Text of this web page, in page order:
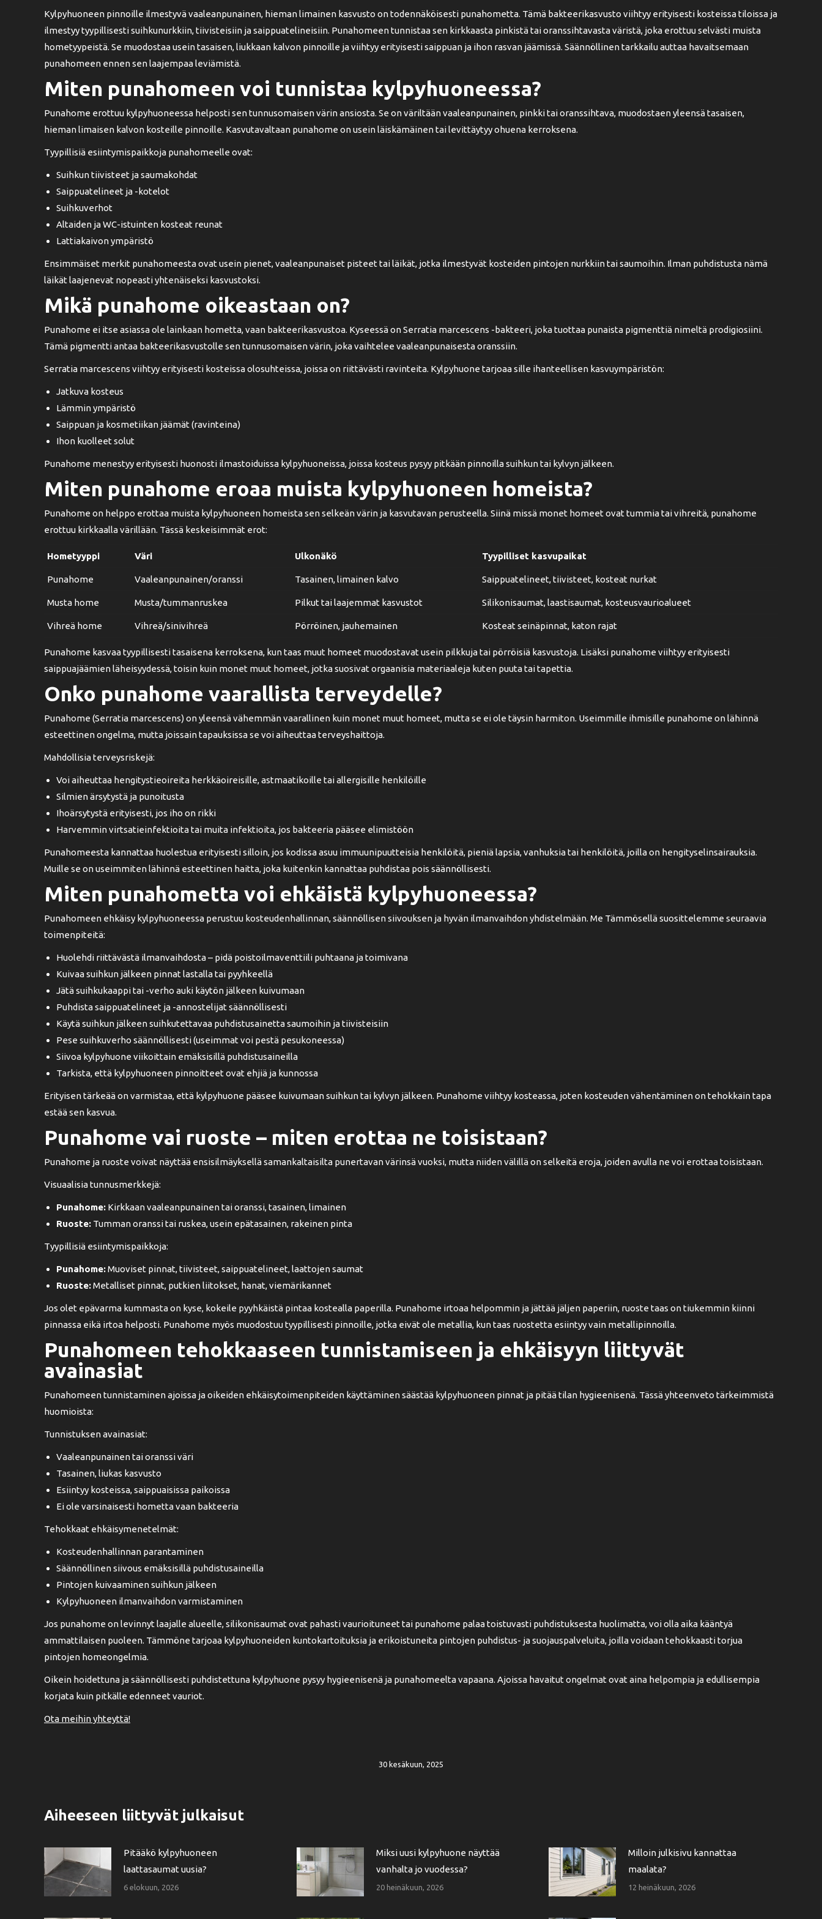
Kylpyhuoneen pinnoille ilmestyvä vaaleanpunainen, hieman limainen kasvusto on todennäköisesti punahometta. Tämä bakteerikasvusto viihtyy erityisesti kosteissa tiloissa ja
ilmestyy tyypillisesti suihkunurkkiin, tiivisteisiin ja saippuatelineisiin. Punahomeen tunnistaa sen kirkkaasta pinkistä tai oranssihtavasta väristä, joka erottuu selvästi muista
hometyypeistä. Se muodostaa usein tasaisen, liukkaan kalvon pinnoille ja viihtyy erityisesti saippuan ja ihon rasvan jäämissä. Säännöllinen tarkkailu auttaa havaitsemaan
punahomeen ennen sen laajempaa leviämistä.
Miten punahomeen voi tunnistaa kylpyhuoneessa?
Punahome erottuu kylpyhuoneessa helposti sen tunnusomaisen värin ansiosta. Se on väriltään vaaleanpunainen, pinkki tai oranssihtava, muodostaen yleensä tasaisen,
hieman limaisen kalvon kosteille pinnoille. Kasvutavaltaan punahome on usein läiskämäinen tai levittäytyy ohuena kerroksena.
Tyypillisiä esiintymispaikkoja punahomeelle ovat:
Suihkun tiivisteet ja saumakohdat
Saippuatelineet ja -kotelot
Suihkuverhot
Altaiden ja WC-istuinten kosteat reunat
Lattiakaivon ympäristö
Ensimmäiset merkit punahomeesta ovat usein pienet, vaaleanpunaiset pisteet tai läikät, jotka ilmestyvät kosteiden pintojen nurkkiin tai saumoihin. Ilman puhdistusta nämä
läikät laajenevat nopeasti yhtenäiseksi kasvustoksi.
Mikä punahome oikeastaan on?
Punahome ei itse asiassa ole lainkaan hometta, vaan bakteerikasvustoa. Kyseessä on Serratia marcescens -bakteeri, joka tuottaa punaista pigmenttiä nimeltä prodigiosiini.
Tämä pigmentti antaa bakteerikasvustolle sen tunnusomaisen värin, joka vaihtelee vaaleanpunaisesta oranssiin.
Serratia marcescens viihtyy erityisesti kosteissa olosuhteissa, joissa on riittävästi ravinteita. Kylpyhuone tarjoaa sille ihanteellisen kasvuympäristön:
Jatkuva kosteus
Lämmin ympäristö
Saippuan ja kosmetiikan jäämät (ravinteina)
Ihon kuolleet solut
Punahome menestyy erityisesti huonosti ilmastoiduissa kylpyhuoneissa, joissa kosteus pysyy pitkään pinnoilla suihkun tai kylvyn jälkeen.
Miten punahome eroaa muista kylpyhuoneen homeista?
Punahome on helppo erottaa muista kylpyhuoneen homeista sen selkeän värin ja kasvutavan perusteella. Siinä missä monet homeet ovat tummia tai vihreitä, punahome
erottuu kirkkaalla värillään. Tässä keskeisimmät erot:
Hometyyppi Väri Ulkonäkö Tyypilliset kasvupaikat
Punahome Vaaleanpunainen/oranssi Tasainen, limainen kalvo Saippuatelineet, tiivisteet, kosteat nurkat
Musta home Musta/tummanruskea Pilkut tai laajemmat kasvustot Silikonisaumat, laastisaumat, kosteusvaurioalueet
Vihreä home Vihreä/sinivihreä Pörröinen, jauhemainen Kosteat seinäpinnat, katon rajat
Punahome kasvaa tyypillisesti tasaisena kerroksena, kun taas muut homeet muodostavat usein pilkkuja tai pörröisiä kasvustoja. Lisäksi punahome viihtyy erityisesti
saippuajäämien läheisyydessä, toisin kuin monet muut homeet, jotka suosivat orgaanisia materiaaleja kuten puuta tai tapettia.
Onko punahome vaarallista terveydelle?
Punahome (Serratia marcescens) on yleensä vähemmän vaarallinen kuin monet muut homeet, mutta se ei ole täysin harmiton. Useimmille ihmisille punahome on lähinnä
esteettinen ongelma, mutta joissain tapauksissa se voi aiheuttaa terveyshaittoja.
Mahdollisia terveysriskejä:
Voi aiheuttaa hengitystieoireita herkkäoireisille, astmaatikoille tai allergisille henkilöille
Silmien ärsytystä ja punoitusta
Ihoärsytystä erityisesti, jos iho on rikki
Harvemmin virtsatieinfektioita tai muita infektioita, jos bakteeria pääsee elimistöön
Punahomeesta kannattaa huolestua erityisesti silloin, jos kodissa asuu immuunipuutteisia henkilöitä, pieniä lapsia, vanhuksia tai henkilöitä, joilla on hengityselinsairauksia.
Muille se on useimmiten lähinnä esteettinen haitta, joka kuitenkin kannattaa puhdistaa pois säännöllisesti.
Miten punahometta voi ehkäistä kylpyhuoneessa?
Punahomeen ehkäisy kylpyhuoneessa perustuu kosteudenhallinnan, säännöllisen siivouksen ja hyvän ilmanvaihdon yhdistelmään. Me Tämmösellä suosittelemme seuraavia
toimenpiteitä:
Huolehdi riittävästä ilmanvaihdosta – pidä poistoilmaventtiili puhtaana ja toimivana
Kuivaa suihkun jälkeen pinnat lastalla tai pyyhkeellä
Jätä suihkukaappi tai -verho auki käytön jälkeen kuivumaan
Puhdista saippuatelineet ja -annostelijat säännöllisesti
Käytä suihkun jälkeen suihkutettavaa puhdistusainetta saumoihin ja tiivisteisiin
Pese suihkuverho säännöllisesti (useimmat voi pestä pesukoneessa)
Siivoa kylpyhuone viikoittain emäksisillä puhdistusaineilla
Tarkista, että kylpyhuoneen pinnoitteet ovat ehjiä ja kunnossa
Erityisen tärkeää on varmistaa, että kylpyhuone pääsee kuivumaan suihkun tai kylvyn jälkeen. Punahome viihtyy kosteassa, joten kosteuden vähentäminen on tehokkain tapa
estää sen kasvua.
Punahome vai ruoste – miten erottaa ne toisistaan?
Punahome ja ruoste voivat näyttää ensisilmäyksellä samankaltaisilta punertavan värinsä vuoksi, mutta niiden välillä on selkeitä eroja, joiden avulla ne voi erottaa toisistaan.
Visuaalisia tunnusmerkkejä:
Punahome: Kirkkaan vaaleanpunainen tai oranssi, tasainen, limainen
Ruoste: Tumman oranssi tai ruskea, usein epätasainen, rakeinen pinta
Tyypillisiä esiintymispaikkoja:
Punahome:Muoviset pinnat, tiivisteet, saippuatelineet, laattojen saumat
Ruoste:Metalliset pinnat, putkien liitokset, hanat, viemärikannet
Jos olet epävarma kummasta on kyse, kokeile pyyhkäistä pintaa kostealla paperilla. Punahome irtoaa helpommin ja jättää jäljen paperiin, ruoste taas on tiukemmin kiinni
pinnassa eikä irtoa helposti. Punahome myös muodostuu tyypillisesti pinnoille, jotka eivät ole metallia, kun taas ruostetta esiintyy vain metallipinnoilla.
Punahomeen tehokkaaseen tunnistamiseen ja ehkäisyyn liittyvät
avainasiat
Punahomeen tunnistaminen ajoissa ja oikeiden ehkäisytoimenpiteiden käyttäminen säästää kylpyhuoneen pinnat ja pitää tilan hygieenisenä. Tässä yhteenveto tärkeimmistä
huomioista:
Tunnistuksen avainasiat:
Vaaleanpunainen tai oranssi väri
Tasainen, liukas kasvusto
Esiintyy kosteissa, saippuaisissa paikoissa
Ei ole varsinaisesti hometta vaan bakteeria
Tehokkaat ehkäisymenetelmät:
Kosteudenhallinnan parantaminen
Säännöllinen siivous emäksisillä puhdistusaineilla
Pintojen kuivaaminen suihkun jälkeen
Kylpyhuoneen ilmanvaihdon varmistaminen
Jos punahome on levinnyt laajalle alueelle, silikonisaumat ovat pahasti vaurioituneet tai punahome palaa toistuvasti puhdistuksesta huolimatta, voi olla aika kääntyä
ammattilaisen puoleen. Tämmöne tarjoaa kylpyhuoneiden kuntokartoituksia ja erikoistuneita pintojen puhdistus- ja suojauspalveluita, joilla voidaan tehokkaasti torjua
pintojen homeongelmia.
Oikein hoidettuna ja säännöllisesti puhdistettuna kylpyhuone pysyy hygieenisenä ja punahomeelta vapaana. Ajoissa havaitut ongelmat ovat aina helpompia ja edullisempia
korjata kuin pitkälle edenneet vauriot.
Ota meihin yhteyttä!
30 kesäkuun, 2025
Aiheeseen liittyvät julkaisut
Pitääkö kylpyhuoneen
laattasaumat uusia?
6 elokuun, 2026
Miksi uusi kylpyhuone näyttää
vanhalta jo vuodessa?
20 heinäkuun, 2026
Milloin julkisivu kannattaa
maalata?
12 heinäkuun, 2026